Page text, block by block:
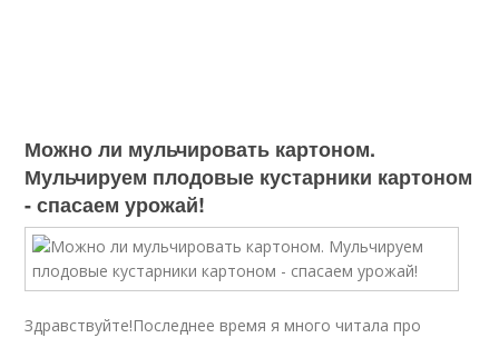
Можно ли мульчировать картоном.
Мульчируем плодовые кустарники картоном
- спасаем урожай!
Здравствуйте!Последнее время я много читала про